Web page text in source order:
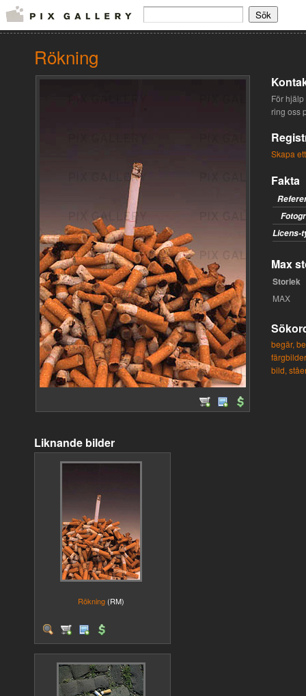
Rökning
För
ring oss
Skapa
Fakta
Licens-
Max
Storlek
MAX
begär,
bild,
Liknande bilder
Rökning (RM)